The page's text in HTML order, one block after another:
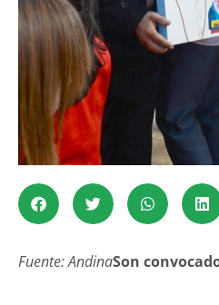
Fuente: AndinaSon